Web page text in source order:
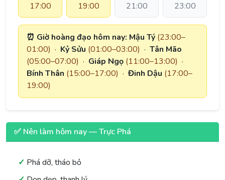
17:00
19:00
21:00
23:00
⏰ Giờ hoàng đạo hôm nay: Mậu Tý (23:00–
01:00) · Kỷ Sửu (01:00–03:00) · Tân Mão
(05:00–07:00) · Giáp Ngọ (11:00–13:00) ·
Bính Thân (15:00–17:00) ·Đinh Dậu (17:00–
19:00)
✅ Nên làm hôm nay — Trực Phá
Phá dỡ, tháo bỏ